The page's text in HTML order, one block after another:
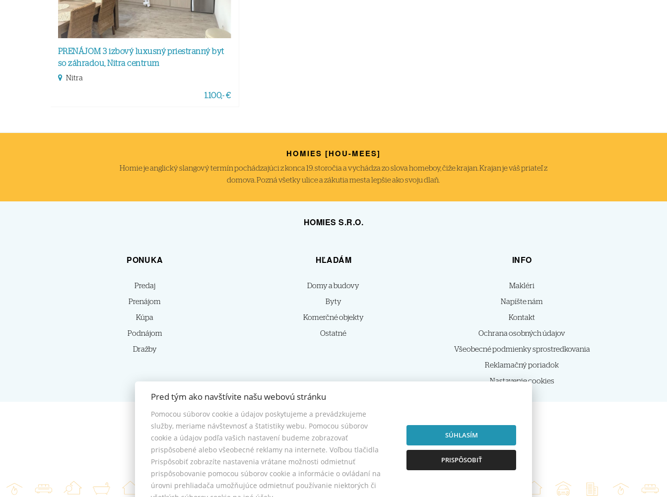
PRENÁJOM 3 izbový luxusný priestranný byt
so záhradou, Nitra centrum
Nitra
1.100,- €
HOMIES [HOU-MEES]
Homie je anglický slangový termín pochádzajúci z konca 19. storočia a vychádza zo slova homeboy, čiže krajan. Krajan je váš priateľ z
domova. Pozná všetky ulice a zákutia mesta lepšie ako svoju dlaň.
HOMIES S.R.O.
PONUKA
Predaj
Prenájom
Kúpa
Podnájom
Dražby
HĽADÁM
Domy a budovy
Byty
Komerčné objekty
Ostatné
INFO
Makléri
Napíšte nám
Kontakt
Ochrana osobných údajov
Všeobecné podmienky sprostredkovania
Reklamačný poriadok
Nastavenie cookies
Sládkovičova 7, Nitra 949 01, Tel.: +421 905350039, E-mail: homies@homies.sk
Pred tým ako navštívite našu webovú stránku
Pomocou súborov cookie a údajov poskytujeme a prevádzkujeme
služby, meriame návštevnosť a štatistiky webu. Pomocou súborov
cookie a údajov podľa vašich nastavení budeme zobrazovať
prispôsobené alebo všeobecné reklamy na internete. Voľbou tlačidla
Prispôsobiť zobrazíte nastavenia vrátane možnosti odmietnuť
prispôsobovanie pomocou súborov cookie a informácie o ovládaní na
úrovni prehliadača umožňujúce odmietnuť používanie niektorých či
SÚHLASÍM
PRISPÔSOBIŤ